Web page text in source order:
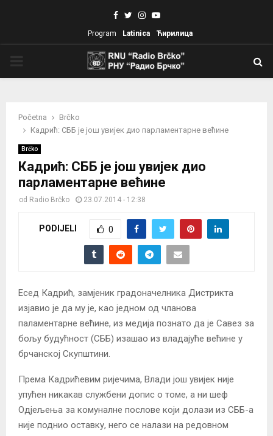
Facebook
TwitterInstagram
Youtube
Program Latinica Ћирилица
Početna
Brčko
Кадрић: СББ је још увијек дио парламентарне већине
Brčko
Кадрић: СББ је још увијек дио
парламентарне већине
od Radio Brčko 23.07.2014 - 12:38
PODIJELI 0
Есед Кадрић, замјеник градоначелника Дистрикта
изјавио је да му је, као једном од чланова
паламентарне већине, из медија познато да је Савез за
бољу будућност (СББ) изашао из владајуће већине у
брчанској Скупштини.
Према Кадрићевим ријечима, Влади још увијек није
упућен никакав службени допис о томе, а ни шеф
Одјељења за комуналне послове који долази из СББ-а
није поднио оставку, него се налази на редовном